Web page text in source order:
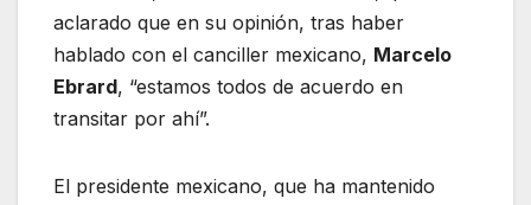
aclarado que en su opinión, tras haber
hablado con el canciller mexicano, Marcelo
Ebrard, “estamos todos de acuerdo en
transitar por ahí”.
El presidente mexicano, que ha mantenido